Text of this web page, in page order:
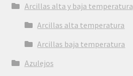
Arcillas alta y baja temperatura
Arcillas alta temperatura
Arcillas baja temperatura
Azulejos